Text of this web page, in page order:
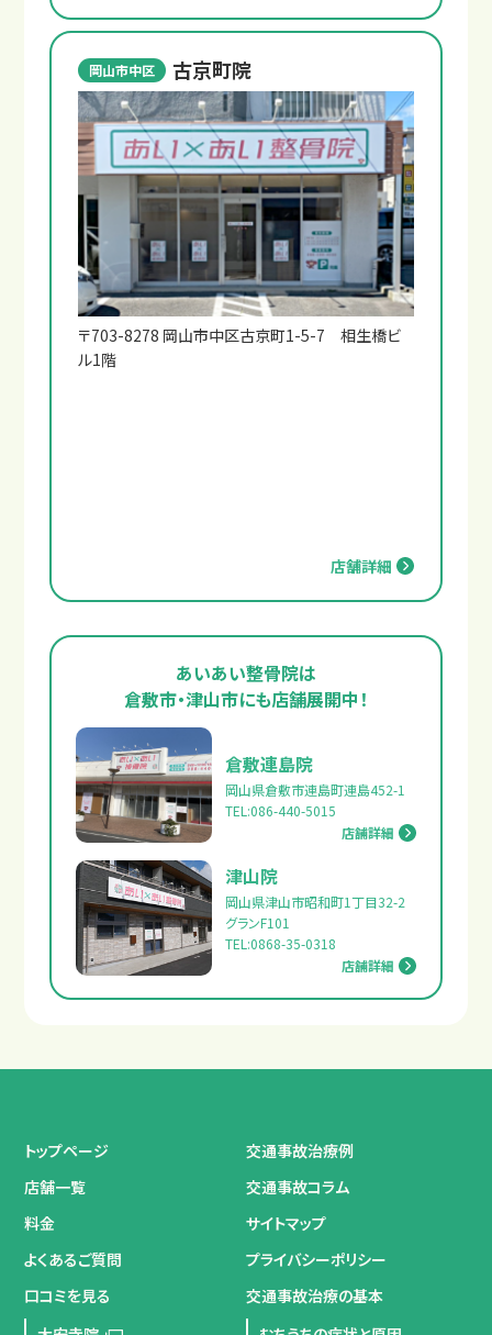
サイトマップ
プライバシーポリシー
岡山市中区 古京町院
〒703-8278 岡山市中区古京町1-5-7 相生橋ビ
ル1階
店舗詳細
あいあい整骨院は
倉敷市・津山市にも店舗展開中！
倉敷連島院
岡山県倉敷市連島町連島452-1
TEL:086-440-5015
店舗詳細
津山院
岡山県津山市昭和町1丁目32-2
グランF101
TEL:0868-35-0318
店舗詳細
トップページ
店舗一覧
料金
よくあるご質問
交通事故治療例
交通事故コラム
サイトマップ
プライバシーポリシー
口コミを見る
交通事故治療の基本